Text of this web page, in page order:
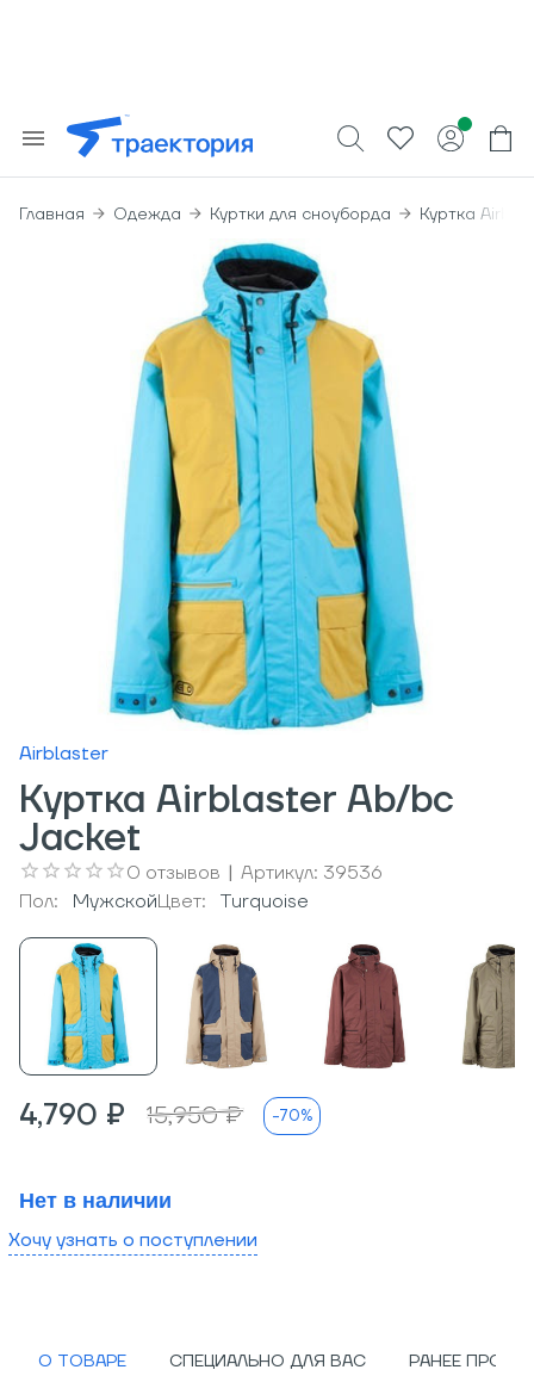
Главная Одежда Куртки для сноуборда Куртка
Airblaster
Куртка Airblaster Ab/bc
Jacket
0 отзывов | Артикул: 39536
Пол:
МужcкойЦвет: Turquoise
4,790 ₽ 15,950 ₽ -70%
Нет в наличии
Хочу узнать о поступлении
О ТОВАРЕ СПЕЦИАЛЬНО ДЛЯ ВАС РАНЕЕ